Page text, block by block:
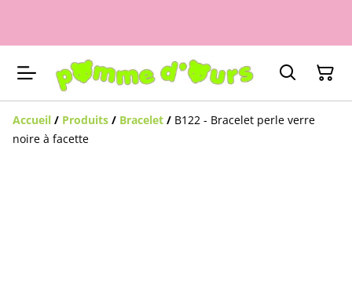
Accueil / Produits / Bracelet / B122 - Bracelet perle verre
noire à facette